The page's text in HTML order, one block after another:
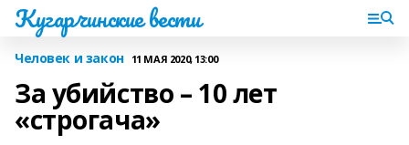
Кугарчинские вести
Человек и закон 11 МАЯ 2020, 13:00
За убийство – 10 лет
«строгача»